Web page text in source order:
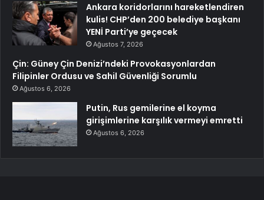
Ankara koridorlarını hareketlendiren
kulis! CHP’den 200 belediye başkanı
YENİ Parti’ye geçecek
Ağustos 7, 2026
Çin: Güney Çin Denizi’ndeki Provokasyonlardan
Filipinler Ordusu ve Sahil Güvenliği Sorumlu
Ağustos 6, 2026
Putin, Rus gemilerine el koyma
girişimlerine karşılık vermeyi emretti
Ağustos 6, 2026